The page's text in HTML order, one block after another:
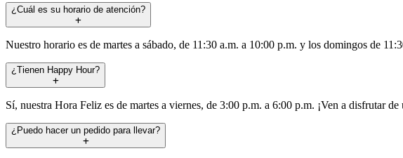
¿Cuál es su horario de atención?
Nuestro horario es de martes a sábado, de 11:30 a.m. a 10:00 p.m. y los domingos de
¿Tienen Happy Hour?
Sí, nuestra Hora Feliz es de martes a viernes, de 3:00 p.m. a 6:00 p.m. ¡Ven a disfrutar
¿Puedo hacer un pedido para llevar?